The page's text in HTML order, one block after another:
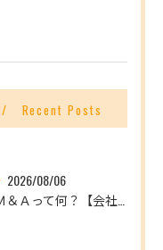
Recent Posts
2026/08/06